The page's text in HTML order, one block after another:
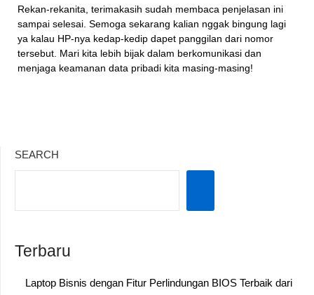
Rekan-rekanita, terimakasih sudah membaca penjelasan ini
sampai selesai. Semoga sekarang kalian nggak bingung lagi
ya kalau HP-nya kedap-kedip dapet panggilan dari nomor
tersebut. Mari kita lebih bijak dalam berkomunikasi dan
menjaga keamanan data pribadi kita masing-masing!
SEARCH
Terbaru
Laptop Bisnis dengan Fitur Perlindungan BIOS Terbaik dari